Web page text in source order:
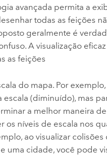
avançada permita a
todas as feições
geralmente é
A visualização
as feições
do mapa. Por
(diminuído), mas
a melhor maneira
níveis de escala nos
ao visualizar
uma cidade, você pode